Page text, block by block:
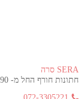
SERA סרה
חתונות חורף החל מ- 290 ש"ח